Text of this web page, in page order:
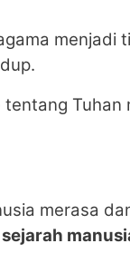
menjadi
Tuhan
merasa